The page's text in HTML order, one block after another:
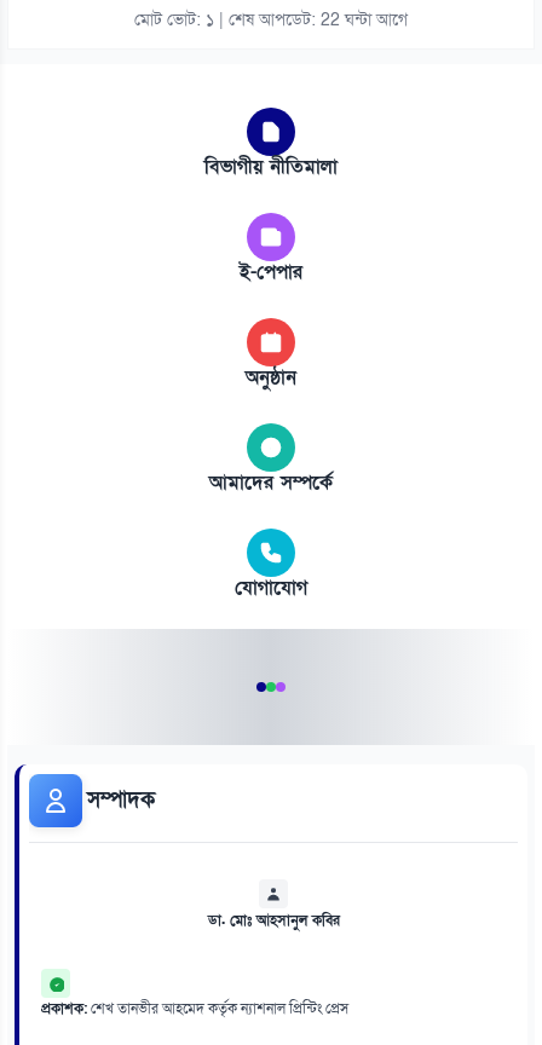
মোট ভোট: ১ | শেষ আপডেট: 22 ঘন্টা আগে
বিভাগীয় নীতিমালা
ই-পেপার
অনুষ্ঠান
আমাদের সম্পর্কে
যোগাযোগ
সম্পাদক
ডা. মোঃ আহসানুল কবির
প্রকাশক:শেখ তানভীর আহমেদ কর্তৃক ন্যাশনাল প্রিন্টিং প্রেস